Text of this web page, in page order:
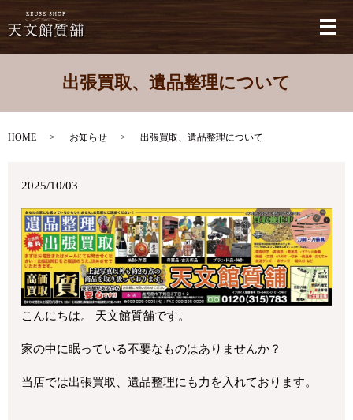
メ
出張買取、遺品整理について
HOME お知らせ 出張買取、遺品整理について
2025/10/03
こんにちは。 天文館質舗です。
家の中に眠っている不要なものはありませんか？
当店では出張買取、遺品整理にも力を入れております。